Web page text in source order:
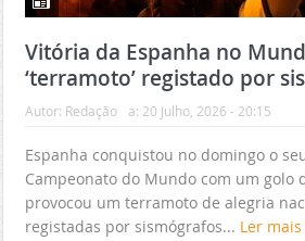
Vitória da Espanha no
‘terramoto’ registado por
Autor: Redação a: 20 Julho, 2026 - 20:15
Espanha conquistou no domingo o
Campeonato do Mundo com um golo
provocou um terramoto de alegria
registadas por sismógrafos... Ler mais